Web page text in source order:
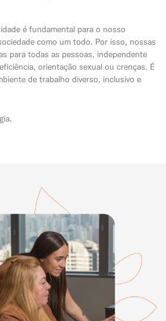
é fundamental para o nosso
como um todo. Por isso, nossas
para todas as pessoas, independente
orientação sexual ou crenças. É
de trabalho diverso, inclusivo e